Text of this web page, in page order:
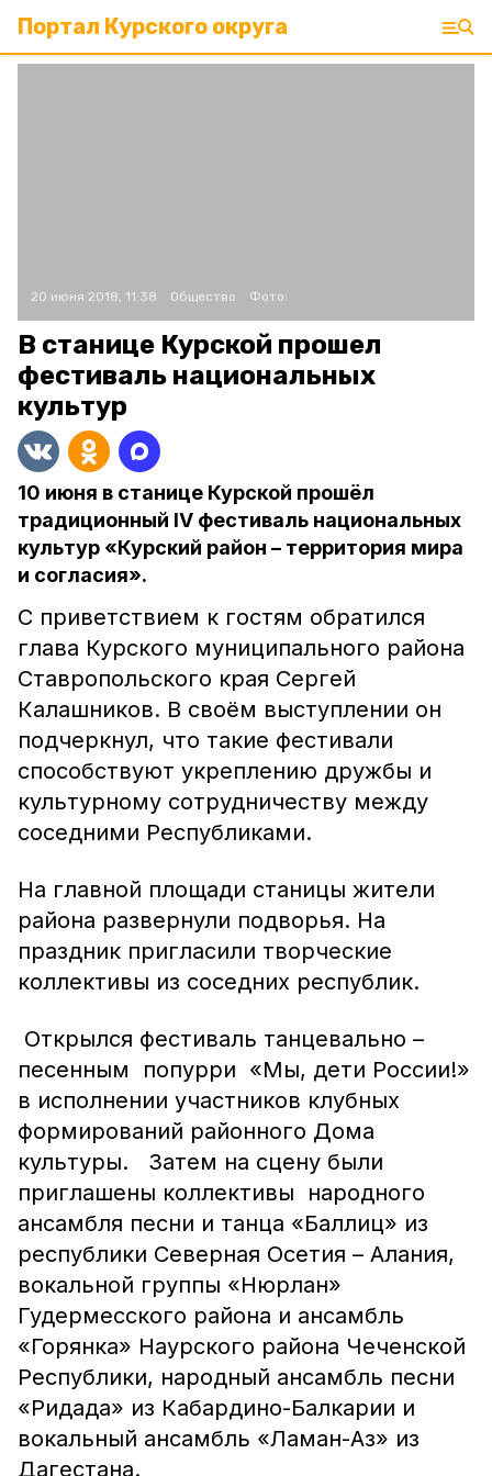
Портал Курского округа
20 июня 2018, 11:38 Общество Фото:
В станице Курской прошел
фестиваль национальных
культур
10 июня в станице Курской прошёл
традиционный IV фестиваль национальных
культур «Курский район – территория мира
и согласия».
С приветствием к гостям обратился
глава Курского муниципального района
Ставропольского края Сергей
Калашников. В своём выступлении он
подчеркнул, что такие фестивали
способствуют укреплению дружбы и
культурному сотрудничеству между
соседними Республиками.
На главной площади станицы жители
района развернули подворья. На
праздник пригласили творческие
коллективы из соседних республик.
Открылся фестиваль танцевально –
песенным попурри «Мы, дети России!»
в исполнении участников клубных
формирований районного Дома
культуры. Затем на сцену были
приглашены коллективы народного
ансамбля песни и танца «Баллиц» из
республики Северная Осетия – Алания,
вокальной группы «Нюрлан»
Гудермесского района и ансамбль
«Горянка» Наурского района Чеченской
Республики, народный ансамбль песни
«Ридада» из Кабардино-Балкарии и
вокальный ансамбль «Ламан-Аз» из
Дагестана.